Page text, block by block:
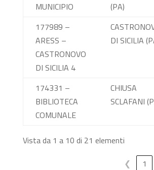
MUNICIPIO
(PA)
177989 –
ARESS –
CASTRONOVO
DI SICILIA 4
DI SICILIA
174331 –
BIBLIOTECA
COMUNALE
CHIUSA
SCLAFANI
Vista da 1 a 10 di 21 elementi
❮
1